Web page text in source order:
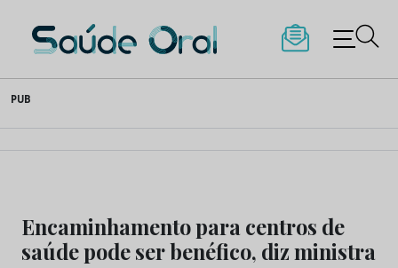
to
content
Saúde Oral
PUB
Encaminhamento para centros de
saúde pode ser benéfico, diz ministra